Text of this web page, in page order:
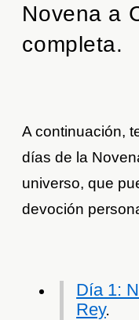
Novena a
completa.
A continuación,
días de la
universo, que
devoción
Día 1:
Rey.